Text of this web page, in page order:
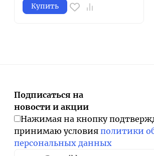
Купить
Подписаться на
новости и акции
Нажимая на кнопку
принимаю условия политики
персональных данных